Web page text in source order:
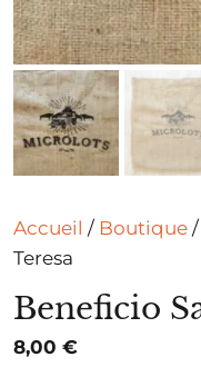
Accueil / Boutique /
Teresa
Beneficio
8,00 €